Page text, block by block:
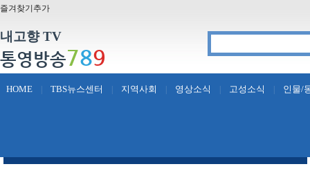
즐겨찾기추가
내고향 TV
통영방송789
HOME TBS뉴스센터 지역사회 영상소식 고성소식 인물/